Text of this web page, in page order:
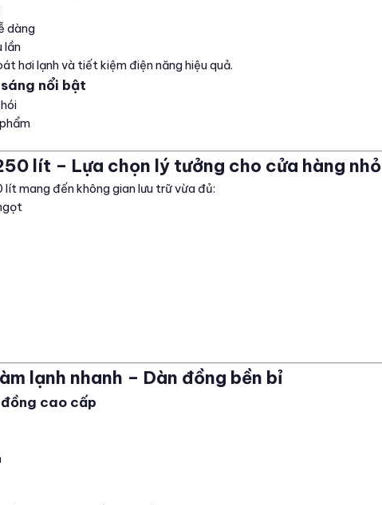
dàng
lần
hơi lạnh và tiết kiệm điện năng hiệu quả.
nổi bật
lít – Lựa chọn lý tưởng cho cửa hàng nhỏ
mang đến không gian lưu trữ vừa đủ:
lạnh nhanh – Dàn đồng bền bỉ
đồng cao cấp